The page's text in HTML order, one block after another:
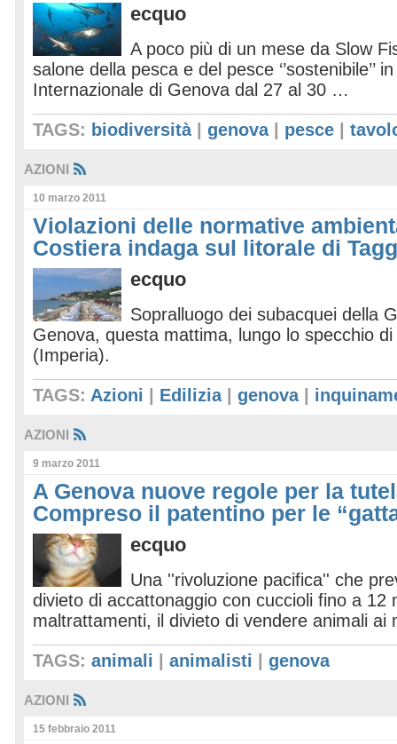
ecquo
A poco più di un mese da Slow
salone della pesca e del pesce ‘’sostenibile’’
Internazionale di Genova dal 27 al 30 …
TAGS: biodiversità| genova| pesce
AZIONI
10 marzo 2011
Violazioni delle normative
Costiera indaga sul litorale di
ecquo
Sopralluogo dei subacquei della
Genova, questa mattima, lungo lo specchio
(Imperia).
TAGS: Azioni Edilizia| genova|
AZIONI
9 marzo 2011
A Genova nuove regole per la
Compreso il patentino per le
ecquo
Una ''rivoluzione pacifica'' che
divieto di accattonaggio con cuccioli fino a 12
maltrattamenti, il divieto di vendere animali
TAGS: animali animalisti genova
AZIONI
15 febbraio 2011